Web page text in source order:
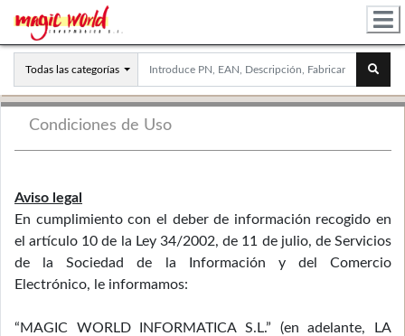
Todas las categorías
Condiciones de Uso
Aviso legal
En cumplimiento con el deber de información recogido en
el artículo 10 de la Ley 34/2002, de 11 de julio, de Servicios
de la Sociedad de la Información y del Comercio
Electrónico, le informamos:
“MAGIC WORLD INFORMATICA S.L.” (en adelante, LA